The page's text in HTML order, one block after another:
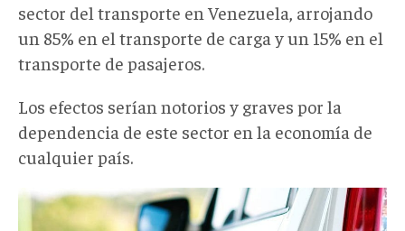
sector del transporte en Venezuela, arrojando
un 85% en el transporte de carga y un 15% en el
transporte de pasajeros.
Los efectos serían notorios y graves por la
dependencia de este sector en la economía de
cualquier país.